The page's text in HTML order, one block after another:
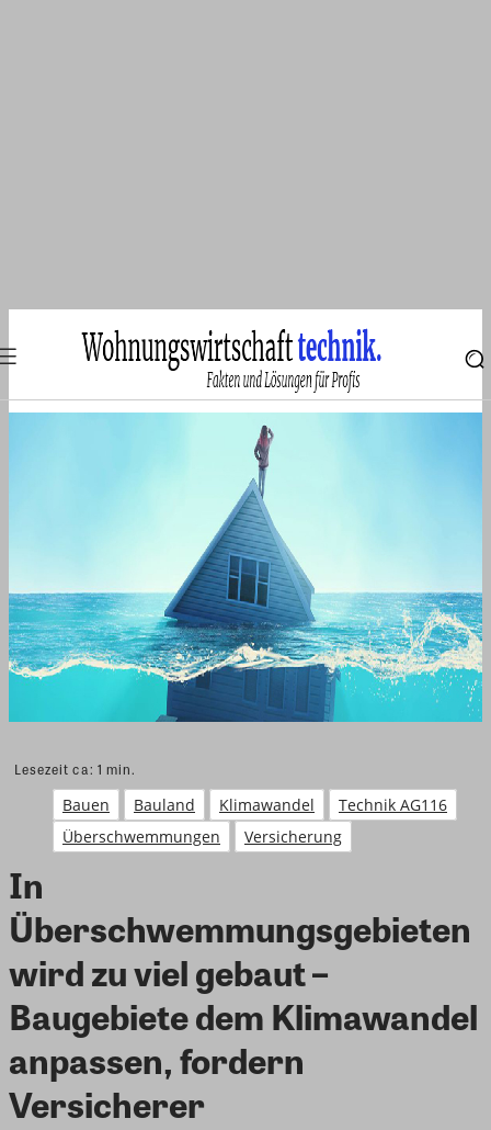
Lesezeit ca: 1 min.
Bauen Bauland Klimawandel
Technik AG116
Überschwemmungen
Versicherung
In
Überschwemmungsgebieten
wird zu viel gebaut –
Baugebiete dem Klimawandel
anpassen, fordern
Versicherer